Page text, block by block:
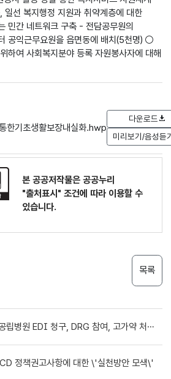
선 복지행정 지원과 취약계층에 대한
민간 네트워크 구축 - 전담공무원의
공익근무요원을 읍면동에 배치(5천명) ○
하여 사회복지분야 등록 자원봉사자에 대해
한기초생활보장내실화.hwp
다운로드
미리보기/음성듣
본 공공저작물은 공공누리
"출처표시" 조건에 따라 이용할 수
있습니다.
목록
국·공립병원 EDI 청구, DRG 참여, 고가약 처방억제 노력키로
정책권고사항에 대한 \'실천방안 모색\'